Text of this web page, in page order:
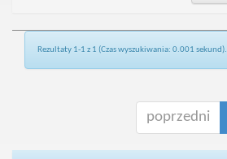
Rezultaty 1-1 z 1 (Czas wyszukiwania: 0.001 sekund).
poprzedni